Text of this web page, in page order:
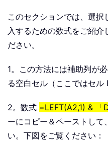
このセクションでは、選
入するための数式をご紹介
ださい。
1。この方法には補助列が
る空白セル（ここではセル
2。数式 =LEFT(A2,1) & 「
ーにコピー＆ペーストして、
い。下図をご覧ください：